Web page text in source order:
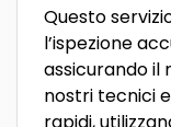
Questo
l’ispezione
assicurando il
nostri tecnici